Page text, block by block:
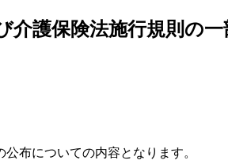
介護保険法施行規則の
布についての内容となります。